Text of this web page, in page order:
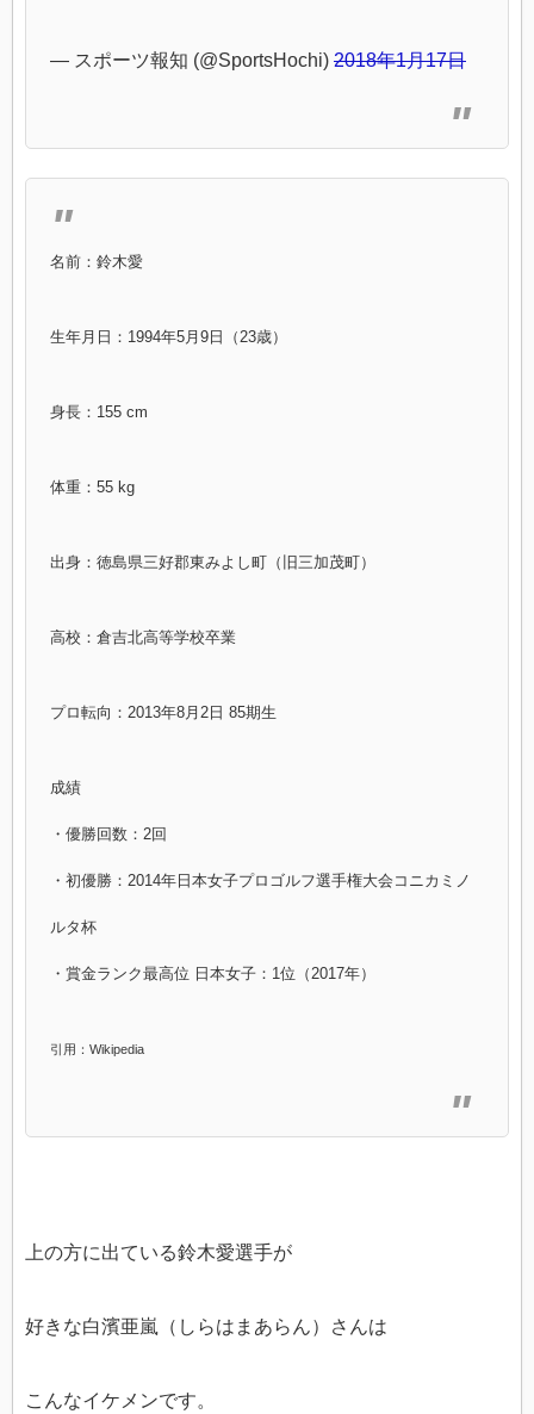
— スポーツ報知 (@SportsHochi) 2018年1月17日
名前：鈴木愛
生年月日：1994年5月9日（23歳）
身長：155 cm
体重：55 kg
出身：徳島県三好郡東みよし町（旧三加茂町）
高校：倉吉北高等学校卒業
プロ転向：2013年8月2日 85期生
成績
・優勝回数：2回
・初優勝：2014年日本女子プロゴルフ選手権大会コニカミノ
ルタ杯
・賞金ランク最高位 日本女子：1位（2017年）
引用：Wikipedia
上の方に出ている鈴木愛選手が
好きな白濱亜嵐（しらはまあらん）さんは
こんなイケメンです。